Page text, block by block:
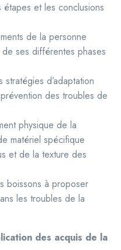
et les conclusions
de la personne
ses différentes phases
stratégies d’adaptation
des troubles de
physique de la
matériel spécifique
et de la texture des
boissons à proposer
les troubles de la
des acquis de la